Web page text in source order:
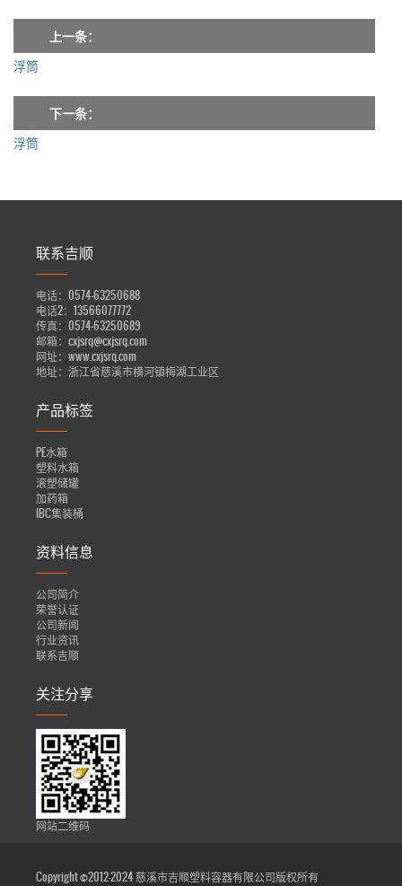
上一条：
浮筒
下一条：
浮筒
联系吉顺
电话： 0574-63250688
电话2： 13566077772
传真： 0574-63250689
邮箱： cxjsrq@cxjsrq.com
网址： www.cxjsrq.com
地址： 浙江省慈溪市横河镇梅湖工业区
产品标签
PE水箱
塑料水箱
滚塑储罐
加药箱
IBC集装桶
资料信息
公司简介
荣誉认证
公司新闻
行业资讯
联系吉顺
关注分享
网站二维码
Copyright ©2012-2024 慈溪市吉顺塑料容器有限公司版权所有